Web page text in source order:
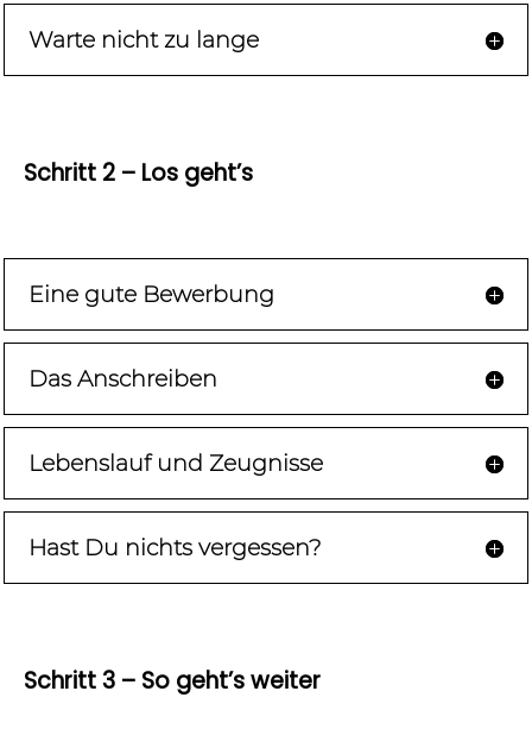
Warte nicht zu lange
Schritt 2 – Los geht’s
Eine gute Bewerbung
Das Anschreiben
Lebenslauf und Zeugnisse
Hast Du nichts vergessen?
Schritt 3 – So geht’s weiter